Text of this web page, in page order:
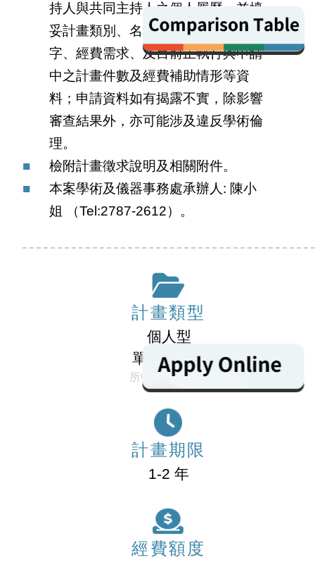
持人與共同主持人之個人履歷，並填
妥計畫類別、名稱、重點摘要、關鍵
字、經費需求、及目前正執行與申請
中之計畫件數及經費補助情形等資
料；申請資料如有揭露不實，除影響
審查結果外，亦可能涉及違反學術倫
理。
檢附計畫徵求說明及相關附件。
本案學術及儀器事務處承辦人: 陳小
姐 （Tel:2787-2612）。
計畫類型
個人型
單一整合型
所中心問題導向
計畫期限
1-2 年
經費額度